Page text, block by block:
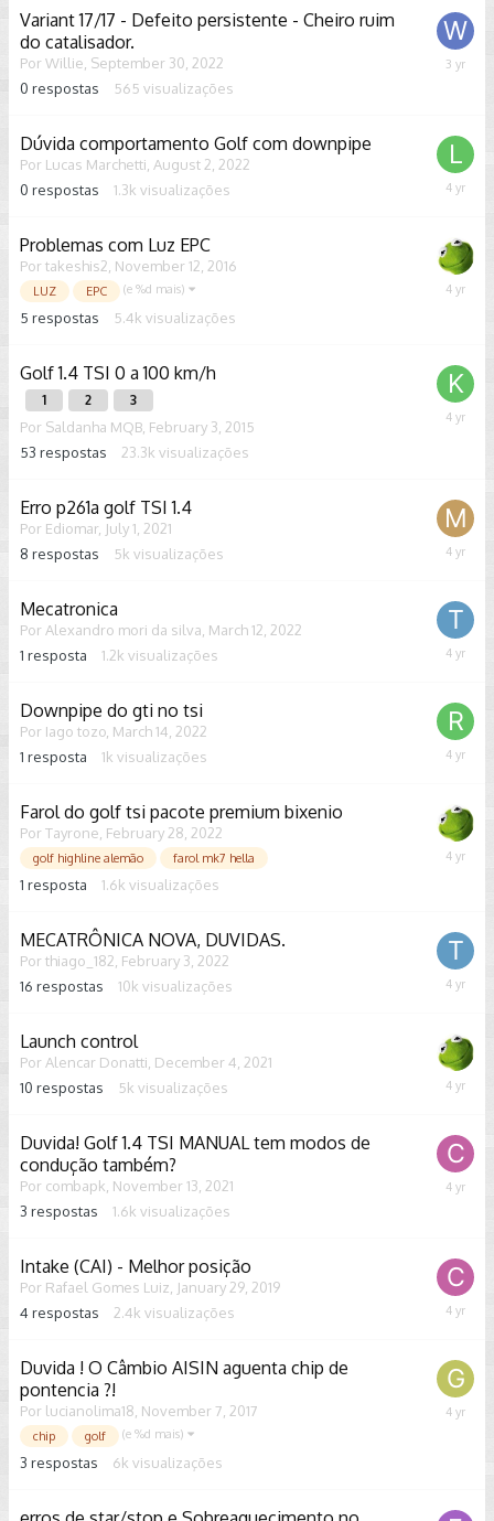
Variant 17/17 - Defeito persistente - Cheiro ruim
do catalisador.
Por Willie September 30, 2022
0 respostas 565 visualizações
Dúvida comportamento Golf com downpipe
Por Lucas Marchetti August 2, 2022
0 respostas 1.3k visualizações
August
Problemas com Luz EPC
Por takeshis2 November 12, 2016
LUZ EPC (e %d mais)
5 respostas 5.4k visualizações
July
Golf 1.4 TSI 0 a 100 km/h
1 2 3
Por Saldanha MQB February 3, 2015
53 respostas 23.3k visualizações
June
Erro p261a golf TSI 1.4
Por Ediomar July 1, 2021
8 respostas 5k visualizações
April
Mecatronica
Por Alexandro mori da silva March 12, 2022
1 resposta 1.2k visualizações
March
Downpipe do gti no tsi
Por Iago tozo March 14, 2022
1 resposta 1k visualizações
March
Farol do golf tsi pacote premium bixenio
Por Tayrone February 28, 2022
golf highline alemão farol mk7 hella
1 resposta 1.6k visualizações
March
MECATRÔNICA NOVA, DUVIDAS.
Por thiago_182 February 3, 2022
16 respostas 10k visualizações
February
Launch control
Por Alencar Donatti December 4, 2021
10 respostas 5k visualizações
January
Duvida! Golf 1.4 TSI MANUAL tem modos de
condução também?
Por combapk November 13, 2021
3 respostas 1.6k visualizações
Intake (CAI) - Melhor posição
Por Rafael Gomes Luiz January 29, 2019
4 respostas 2.4k visualizações
Duvida ! O Câmbio AISIN aguenta chip de
pontencia ?!
Por lucianolima18 November 7, 2017
chip golf (e %d mais)
3 respostas 6k visualizações
October